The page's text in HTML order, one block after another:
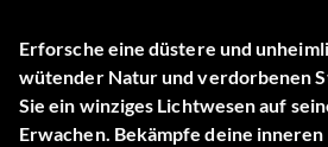
Erforsche eine düstere und
wütender Natur und verdorbenen
Sie ein winziges Lichtwesen auf
Erwachen. Bekämpfe deine